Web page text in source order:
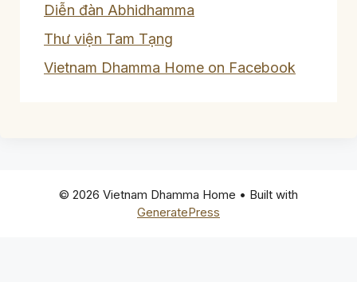
Diễn đàn Abhidhamma
Thư viện Tam Tạng
Vietnam Dhamma Home on Facebook
© 2026 Vietnam Dhamma Home • Built with
GeneratePress